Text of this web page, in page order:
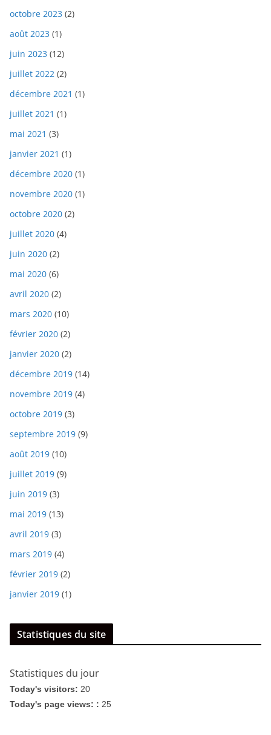
octobre 2023 (2)
août 2023 (1)
juin 2023 (12)
juillet 2022 (2)
décembre 2021 (1)
juillet 2021 (1)
mai 2021 (3)
janvier 2021 (1)
décembre 2020 (1)
novembre 2020 (1)
octobre 2020 (2)
juillet 2020 (4)
juin 2020 (2)
mai 2020 (6)
avril 2020 (2)
mars 2020 (10)
février 2020 (2)
janvier 2020 (2)
décembre 2019 (14)
novembre 2019 (4)
octobre 2019 (3)
septembre 2019 (9)
août 2019 (10)
juillet 2019 (9)
juin 2019 (3)
mai 2019 (13)
avril 2019 (3)
mars 2019 (4)
février 2019 (2)
janvier 2019 (1)
Statistiques du site
Statistiques du jour
Today's visitors: 20
Today's page views: : 25